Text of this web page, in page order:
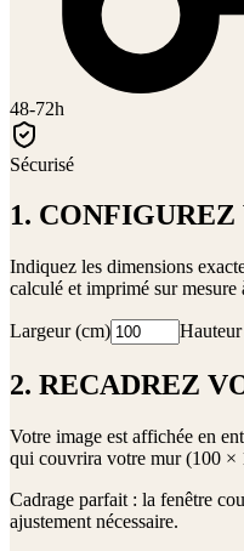
48-72h
Sécurisé
1.
Indiquez les dimensions
calculé et imprimé sur mesure
Largeur (cm)
2. RECADREZ
Votre image est affichée en
qui couvrira votre mur (100 ×
Cadrage parfait : la fenêtre
ajustement nécessaire.